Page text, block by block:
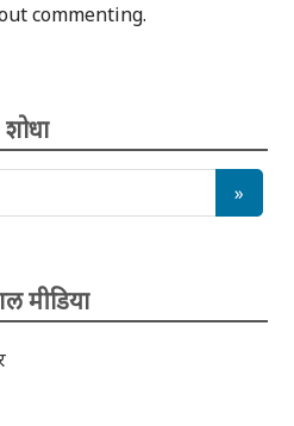
commenting.
शोधा
मीडिया